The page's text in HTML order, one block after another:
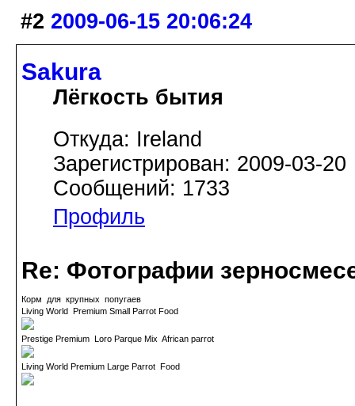
#2 2009-06-15 20:06:24
Sakura
Лёгкость бытия
Откуда: Ireland
Зарегистрирован: 2009-03-20
Сообщений: 1733
Профиль
Re: Фотографии
Корм для крупных попугаев
Living World Premium Small Parrot Food
Prestige Premium Loro Parque Mix African parrot
Living World Premium Large Parrot Food